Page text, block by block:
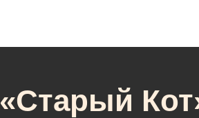
«Старый